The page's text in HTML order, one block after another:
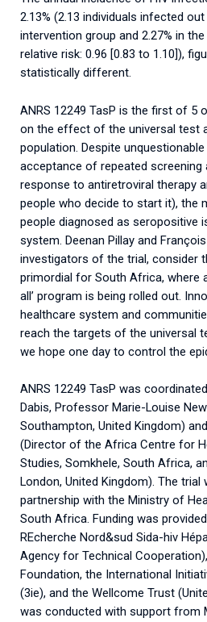
2.13% (2.13 individuals infected
intervention group and 2.27% in
relative risk: 0.96 [0.83 to 1.10]),
statistically different.
ANRS 12249 TasP is the first of 5
on the effect of the universal test
population. Despite
acceptance of repeated screening
response to antiretroviral therapy
people who decide to start it), the
people diagnosed as seropositive
system. Deenan Pillay and
investigators of the trial, consider
primordial for South Africa, where
all’ program is being rolled out.
healthcare system and
reach the targets of the universal
we hope one day to control the
ANRS 12249 TasP was
Dabis, Professor Marie-Louise
Southampton, United Kingdom)
(Director of the Africa Centre for
Studies, Somkhele, South Africa,
London, United Kingdom). The
partnership with the Ministry of
South Africa. Funding was
REcherche Nord&sud Sida-hiv
Agency for Technical
Foundation, the International
(3ie), and the Wellcome Trust
was conducted with support from